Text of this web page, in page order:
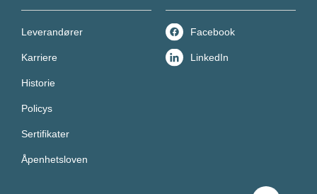
Leverandører
Karriere
Historie
Policys
Sertifikater
Åpenhetsloven
Facebook
LinkedIn